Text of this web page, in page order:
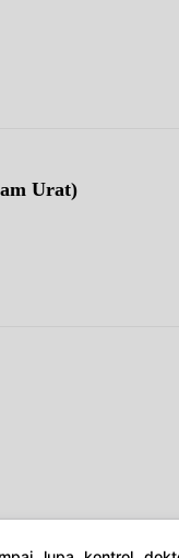
Urat)